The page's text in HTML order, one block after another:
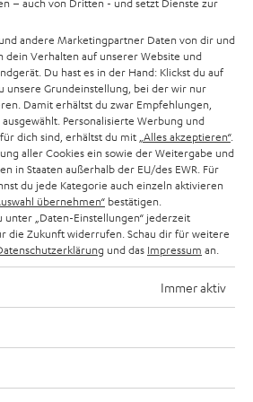
andere Marketingpartner Daten von dir und
dein Verhalten auf unserer Website und
Du hast es in der Hand: Klickst du auf
unsere Grundeinstellung, bei der wir nur
Damit erhältst du zwar Empfehlungen,
Personalisierte Werbung und
dich sind, erhältst du mit „Alles akzeptieren“.
aller Cookies ein sowie der Weitergabe und
in Staaten außerhalb der EU/des EWR. Für
du jede Kategorie auch einzeln aktivieren
übernehmen“ bestätigen.
unter „Daten-Einstellungen“ jederzeit
die Zukunft widerrufen. Schau dir für weitere
und das Impressum an.
Immer aktiv